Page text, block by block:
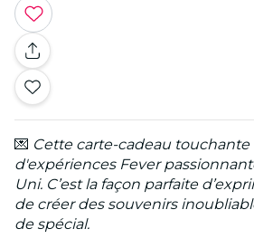
💌 Cette carte-cadeau
d'expériences Fever
Uni. C’est la façon parfaite
de créer des souvenirs
de spécial.